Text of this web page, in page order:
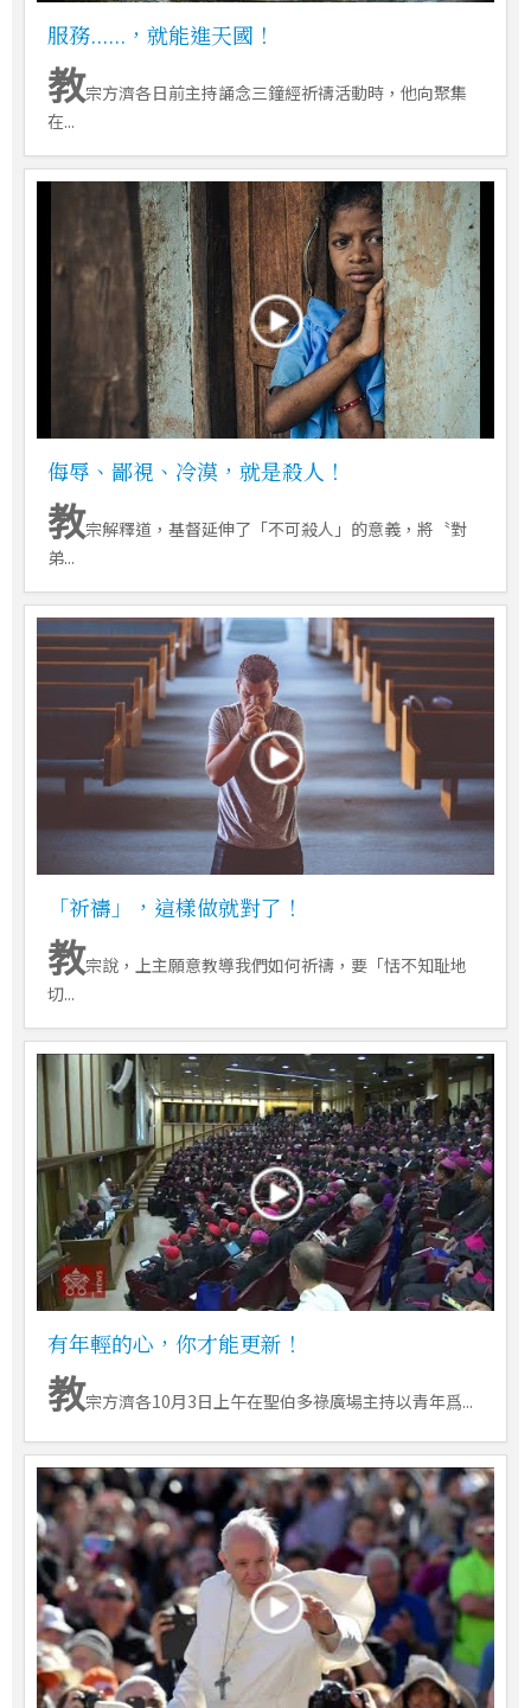
服務......，就能進天國！
教宗方濟各日前主持誦念三鐘經祈禱活動時，他向聚集
在...
侮辱、鄙視、冷漠，就是殺人！
教宗解釋道，基督延伸了「不可殺人」的意義，將〝對
弟...
「祈禱」，這樣做就對了！
教宗說，上主願意教導我們如何祈禱，要「恬不知耻地
切...
有年輕的心，你才能更新！
教宗方濟各10月3日上午在聖伯多祿廣場主持以青年爲...